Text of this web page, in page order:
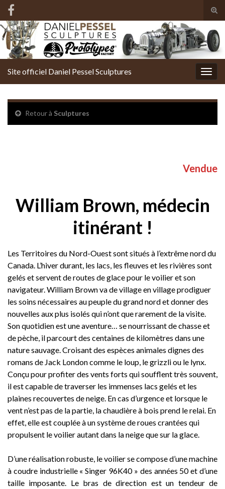
Search for:
Site officiel Daniel Pessel Sculptures
Retour à Sculptures
Vendue
William Brown, médecin
itinérant !
Les Territoires du Nord-Ouest sont situés à l’extrême nord du
Canada. L’hiver durant, les lacs, les fleuves et les rivières sont
gelés et servent de routes de glace pour le voilier et son
navigateur. William Brown va de village en village prodiguer
les soins nécessaires au peuple du grand nord et donner des
nouvelles aux plus isolés qui n’ont que rarement de la visite.
Son quotidien est une aventure… se nourrissant de chasse et
de pèche, il parcourt des centaines de kilomètres dans une
nature sauvage. Croisant des espèces animales dignes des
romans de Jack London comme le loup, le grizzli ou le lynx.
Conçu pour profiter des vents forts qui soufflent très souvent,
il est capable de traverser les immenses lacs gelés et les
plaines recouvertes de neige. En cas d’urgence et lorsque le
vent n’est pas de la partie, la chaudière à bois prend le relai. En
effet, elle est couplée à un système de roues crantées qui
propulsent le voilier autant dans la neige que sur la glace.
D’une réalisation robuste, le voilier se compose d’une machine
à coudre industrielle « Singer 96K40 » des années 50 et d’une
taille imposante. Le bras de direction est un tendeur de